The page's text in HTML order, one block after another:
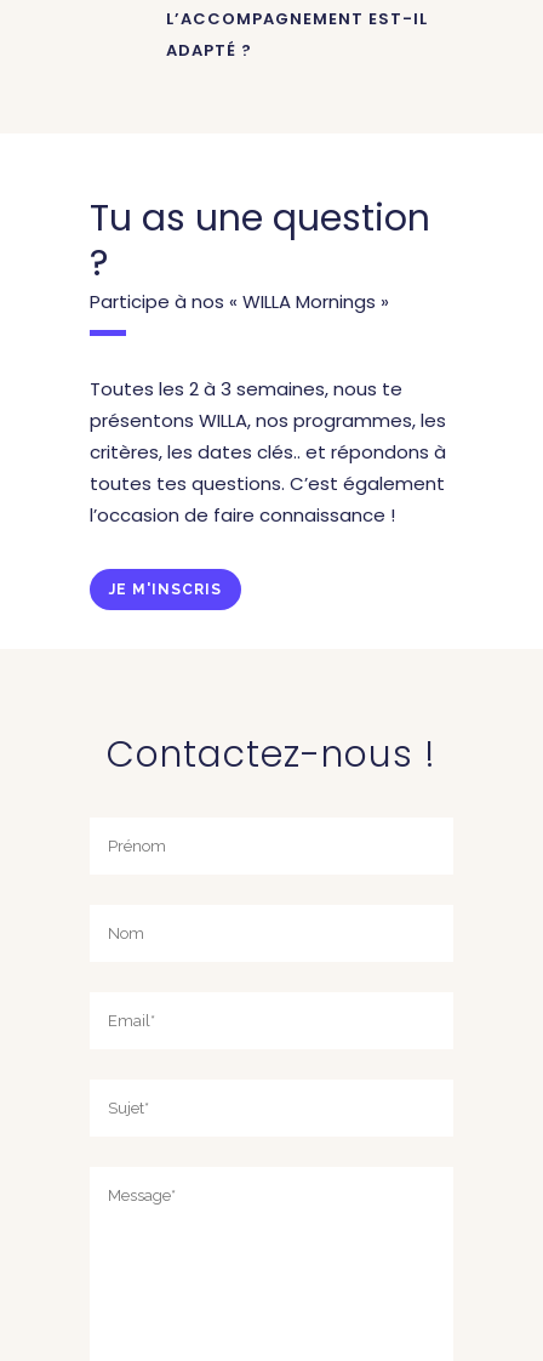
L’ACCOMPAGNEMENT EST-IL
ADAPTÉ ?
Tu as une question
?
Participe à nos « WILLA Mornings »
Toutes les 2 à 3 semaines, nous te
présentons WILLA, nos programmes, les
critères, les dates clés.. et répondons à
toutes tes questions. C’est également
l’occasion de faire connaissance !
JE M'INSCRIS
Contactez-nous !